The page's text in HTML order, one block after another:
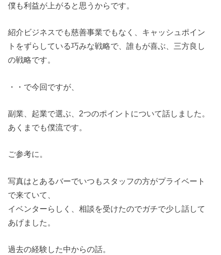
僕も利益が上がると思うからです。
紹介ビジネスでも慈善事業でもなく、キャッシュポイン
トをずらしている巧みな戦略で、誰もが喜ぶ、三方良し
の戦略です。
・・で今回ですが、
副業、起業で選ぶ、2つのポイントについて話しました。
あくまでも僕流です。
ご参考に。
写真はとあるバーでいつもスタッフの方がプライベート
で来ていて、
イベンターらしく、相談を受けたのでガチで少し話して
あげました。
過去の経験した中からの話。